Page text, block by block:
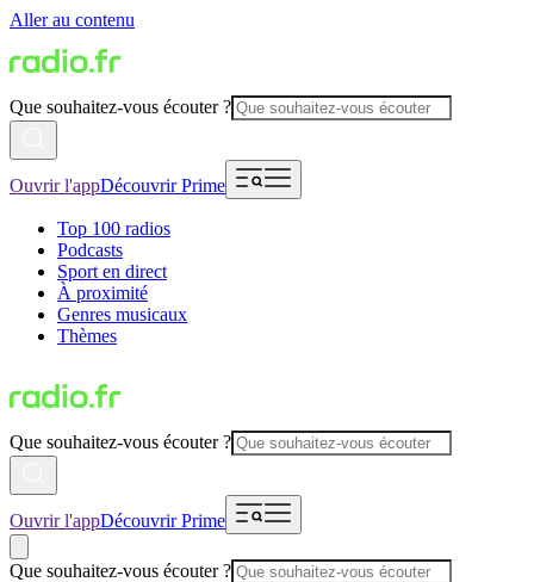
Aller au contenu
Que souhaitez-vous écouter ?
Ouvrir l'appDécouvrir Prime
Top 100 radios
Podcasts
Sport en direct
À proximité
Genres musicaux
Thèmes
Que souhaitez-vous écouter ?
Ouvrir l'appDécouvrir Prime
Que souhaitez-vous écouter ?